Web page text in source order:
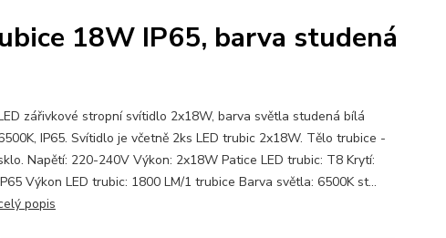
18W IP65, barva studená
zářivkové stropní svítidlo 2x18W, barva světla studená bílá
IP65. Svítidlo je včetně 2ks LED trubic 2x18W. Tělo trubice -
Napětí: 220-240V Výkon: 2x18W Patice LED trubic: T8 Krytí:
Výkon LED trubic: 1800 LM/1 trubice Barva světla: 6500K st...
popis